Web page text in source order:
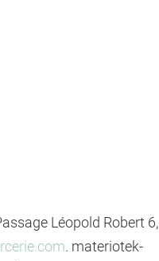
Léopold Robert 6,
. materiotek-